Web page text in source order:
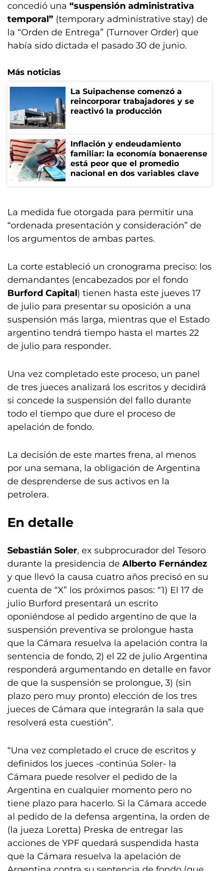
concedió una “suspensión administrativa
temporal” (temporary administrative stay) de
la “Orden de Entrega” (Turnover Order) que
había sido dictada el pasado 30 de junio.
Más noticias
La Suipachense comenzó a
reincorporar trabajadores y se
reactivó la producción
Inflación y endeudamiento
familiar: la economía bonaerense
está peor que el promedio
nacional en dos variables clave
La medida fue otorgada para permitir una
“ordenada presentación y consideración” de
los argumentos de ambas partes.
La corte estableció un cronograma preciso: los
demandantes (encabezados por el fondo
Burford Capital) tienen hasta este jueves 17
de julio para presentar su oposición a una
suspensión más larga, mientras que el Estado
argentino tendrá tiempo hasta el martes 22
de julio para responder.
Una vez completado este proceso, un panel
de tres jueces analizará los escritos y decidirá
si concede la suspensión del fallo durante
todo el tiempo que dure el proceso de
apelación de fondo.
La decisión de este martes frena, al menos
por una semana, la obligación de Argentina
de desprenderse de sus activos en la
petrolera.
En detalle
Sebastián Soler, ex subprocurador del Tesoro
durante la presidencia de Alberto Fernández
y que llevó la causa cuatro años precisó en su
cuenta de “X” los próximos pasos: “1) El 17 de
julio Burford presentará un escrito
oponiéndose al pedido argentino de que la
suspensión preventiva se prolongue hasta
que la Cámara resuelva la apelación contra la
sentencia de fondo, 2) el 22 de julio Argentina
responderá argumentando en detalle en favor
de que la suspensión se prolongue, 3) (sin
plazo pero muy pronto) elección de los tres
jueces de Cámara que integrarán la sala que
resolverá esta cuestión”.
“Una vez completado el cruce de escritos y
definidos los jueces -continúa Soler- la
Cámara puede resolver el pedido de la
Argentina en cualquier momento pero no
tiene plazo para hacerlo. Si la Cámara accede
al pedido de la defensa argentina, la orden de
(la jueza Loretta) Preska de entregar las
acciones de YPF quedará suspendida hasta
que la Cámara resuelva la apelación de